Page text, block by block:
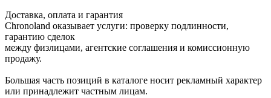
Доставка, оплата и гарантия
Chronoland оказывает услуги: проверку подлинности,
гарантию сделок
между физлицами, агентские соглашения и комиссионную
продажу.
Большая часть позиций в каталоге носит рекламный характер
или принадлежит частным лицам.